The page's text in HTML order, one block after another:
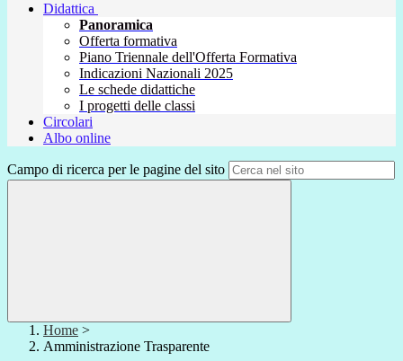
Didattica
Panoramica
Offerta formativa
Piano Triennale dell'Offerta Formativa
Indicazioni Nazionali 2025
Le schede didattiche
I progetti delle classi
Circolari
Albo online
Campo di ricerca per le pagine del sito
Home >
Amministrazione Trasparente